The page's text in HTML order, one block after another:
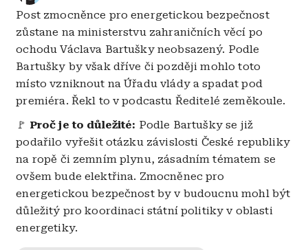
Post zmocněnce pro energetickou bezpečnost
zůstane na ministerstvu zahraničních věcí po
ochodu Václava Bartušky neobsazený. Podle
Bartušky by však dříve či později mohlo toto
místo vzniknout na Úřadu vlády a spadat pod
premiéra. Řekl to v podcastu Ředitelé zeměkoule.
🚩 Proč je to důležité: Podle Bartušky se již
podařilo vyřešit otázku závislosti České republiky
na ropě či zemním plynu, zásadním tématem se
ovšem bude elektřina. Zmocněnec pro
energetickou bezpečnost by v budoucnu mohl být
důležitý pro koordinaci státní politiky v oblasti
energetiky.